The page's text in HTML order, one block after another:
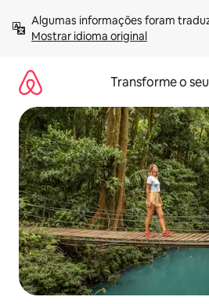
para
Mostrar idioma original
Transforme o